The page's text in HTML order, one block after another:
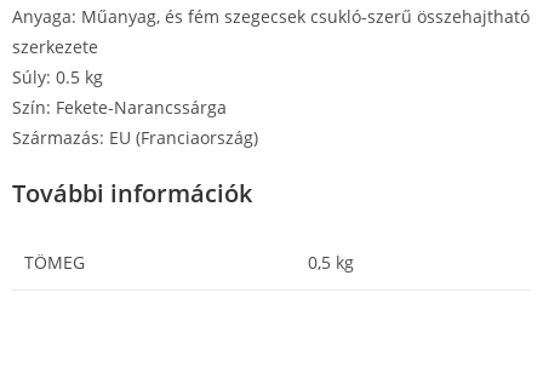
Anyaga: Műanyag, és fém szegecsek csukló-szerű összehajtható
szerkezete
Súly: 0.5 kg
Szín: Fekete-Narancssárga
Származás: EU (Franciaország)
További információk
TÖMEG 0,5 kg